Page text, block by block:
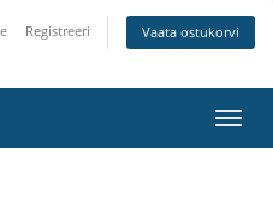
Registreeri Vaata ostukorvi